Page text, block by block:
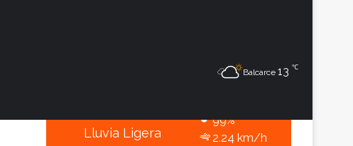
Balcarce 13 ℃
Lluvia Ligera
6
99%
2.24 km/h